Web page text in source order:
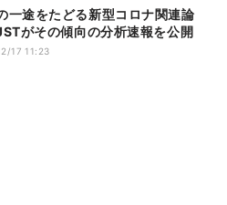
一途をたどる新型コロナ関連論
がその傾向の分析速報を公開
17 11:23